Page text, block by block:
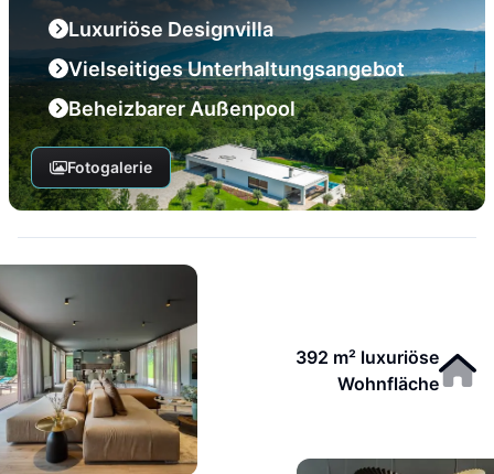
Luxuriöse Designvilla
Vielseitiges Unterhaltungsangebot
Beheizbarer Außenpool
Fotogalerie
392 m² luxuriöse
Wohnfläche